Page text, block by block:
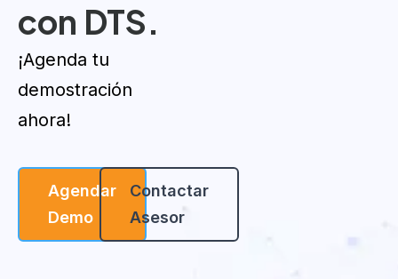
con DTS.
¡Agenda tu
demostración
ahora!
Agendar
Demo
Contactar
Asesor